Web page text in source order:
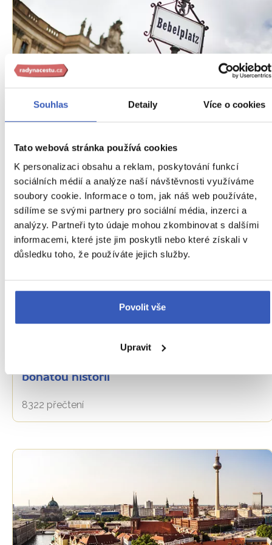
Souhlas Detaily Více o cookies
Tato webová stránka používá cookies
K personalizaci obsahu a reklam, poskytování funkcí
sociálních médií a analýze naší návštěvnosti využíváme
soubory cookie. Informace o tom, jak náš web používáte,
sdílíme se svými partnery pro sociální média, inzerci a
analýzy. Partneři tyto údaje mohou zkombinovat s dalšími
informacemi, které jste jim poskytli nebo které získali v
důsledku toho, že používáte jejich služby.
Povolit vše
Upravit
Oblíbená místa
Berlína
10076 přečtení
bohatou historií
8322 přečtení